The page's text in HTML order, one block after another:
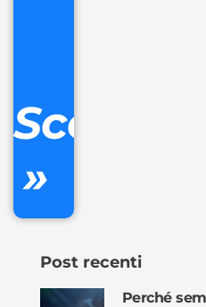
Scopri
»
Post recenti
Perché